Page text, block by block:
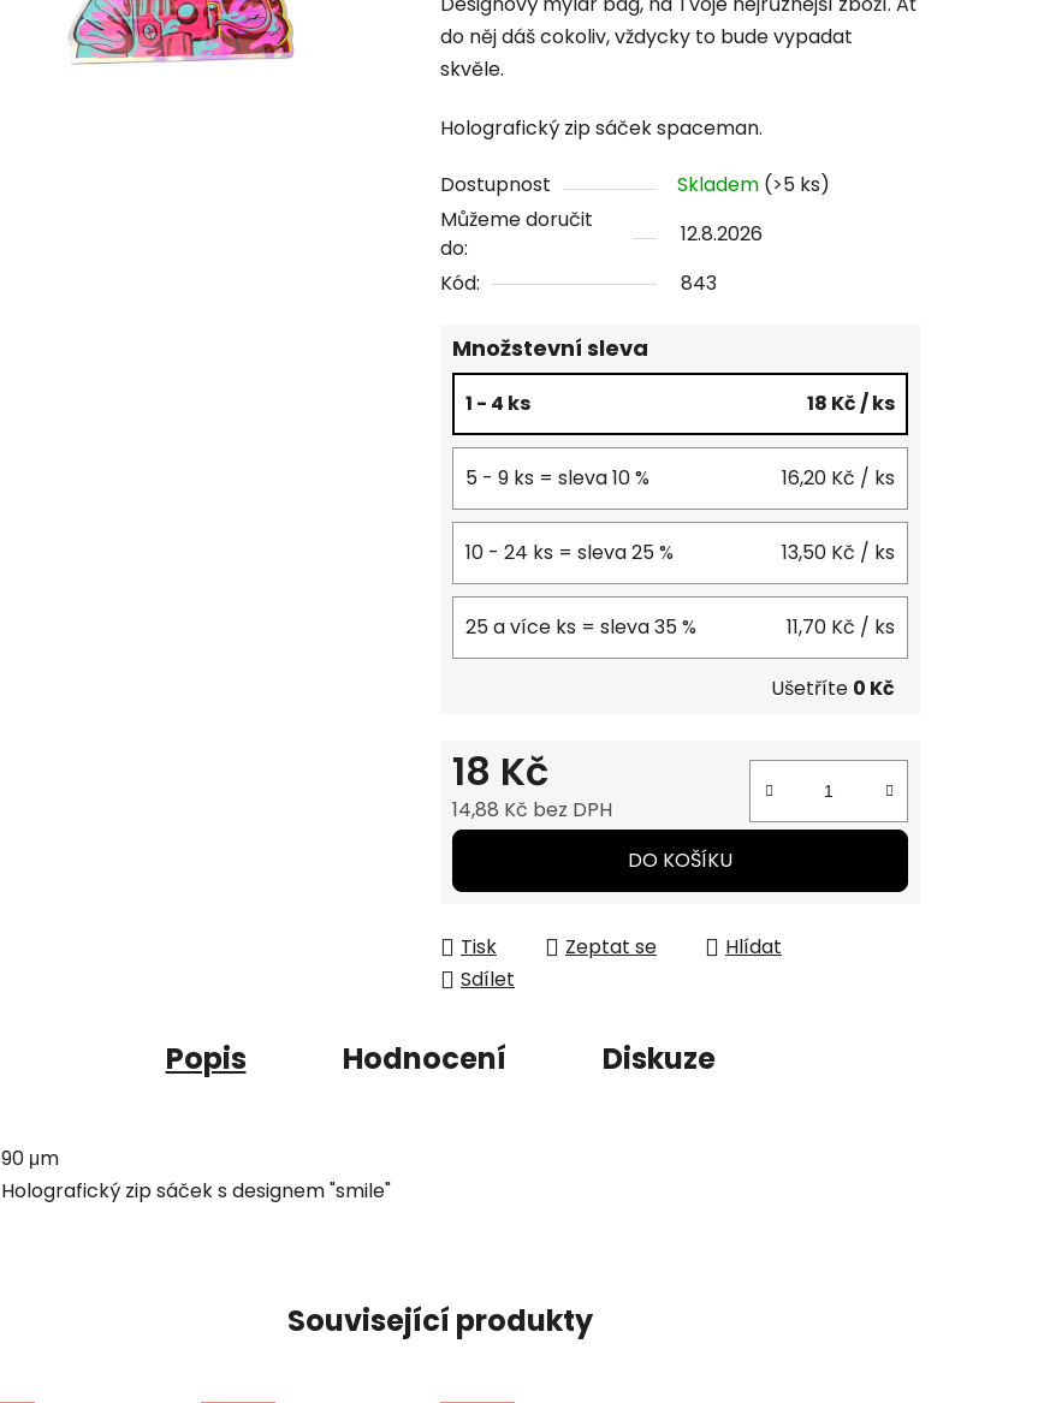
produktu
je
0,0
5
hvězdiček.
do něj dáš cokoliv, vždycky to bude vypadat
skvěle.
Holografický zip sáček spaceman.
Dostupnost Skladem (>5 ks)
Můžeme doručit
do:
12.8.2026
Kód:
843
Množstevní sleva
1 - 4 ks 18 Kč/ ks
5 - 9 ks = sleva 10 % 16,20 Kč / ks
10 - 24 ks = sleva 25 % 13,50 Kč / ks
25 a více ks = sleva 35 % 11,70 Kč / ks
Ušetříte 0 Kč
18 Kč
14,88 Kč bez DPH
Měrná cena:
DO KOŠÍKU
Tisk Zeptat se
Hlídat
Sdílet
Popis Hodnocení Diskuze
90 μm
Holografický zip sáček s designem "smile"
Související produkty